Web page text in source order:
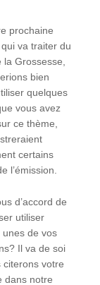
prochaine
va traiter du
la Grossesse,
bien
quelques
vous avez
ce thème,
certains
l’émission.
d’accord de
utiliser
unes de vos
Il va de soi
citerons votre
dans notre